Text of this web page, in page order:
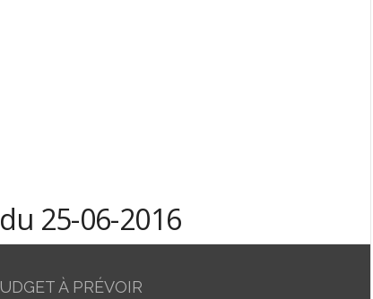
25-06-2016
À PRÉVOIR